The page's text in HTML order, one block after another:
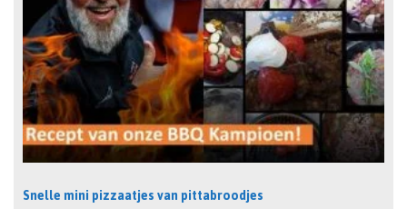
Snelle mini pizzaatjes van pittabroodjes